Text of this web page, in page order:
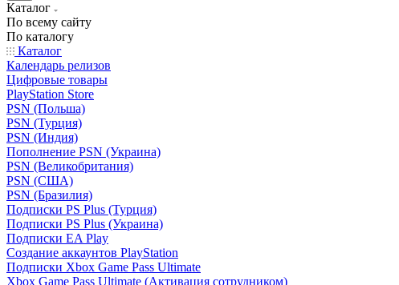
Каталог
По всему сайту
По каталогу
Каталог
Календарь релизов
Цифровые товары
PlayStation Store
PSN (Польша)
PSN (Турция)
PSN (Индия)
Пополнение PSN (Украина)
PSN (Великобритания)
PSN (США)
PSN (Бразилия)
Подписки PS Plus (Турция)
Подписки PS Plus (Украина)
Подписки EA Play
Создание аккаунтов PlayStation
Подписки Xbox Game Pass Ultimate
Xbox Game Pass Ultimate (Активация сотрудником)